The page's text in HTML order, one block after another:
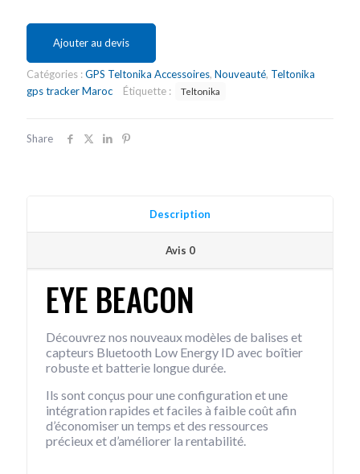
Ajouter au devis
Catégories :GPS Teltonika Accessoires, Nouveauté, Teltonika
gps tracker Maroc
Étiquette : Teltonika
Share
Description
Avis 0
EYE BEACON
Découvrez nos nouveaux modèles de balises et
capteurs Bluetooth Low Energy ID avec boîtier
robuste et batterie longue durée.
Ils sont conçus pour une configuration et une
intégration rapides et faciles à faible coût afin
d’économiser un temps et des ressources
précieux et d’améliorer la rentabilité.